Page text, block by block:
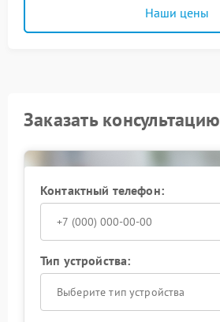
Наши цены
Заказать консультацию
Контактный телефон:
Тип устройства:
Выберите тип устройства